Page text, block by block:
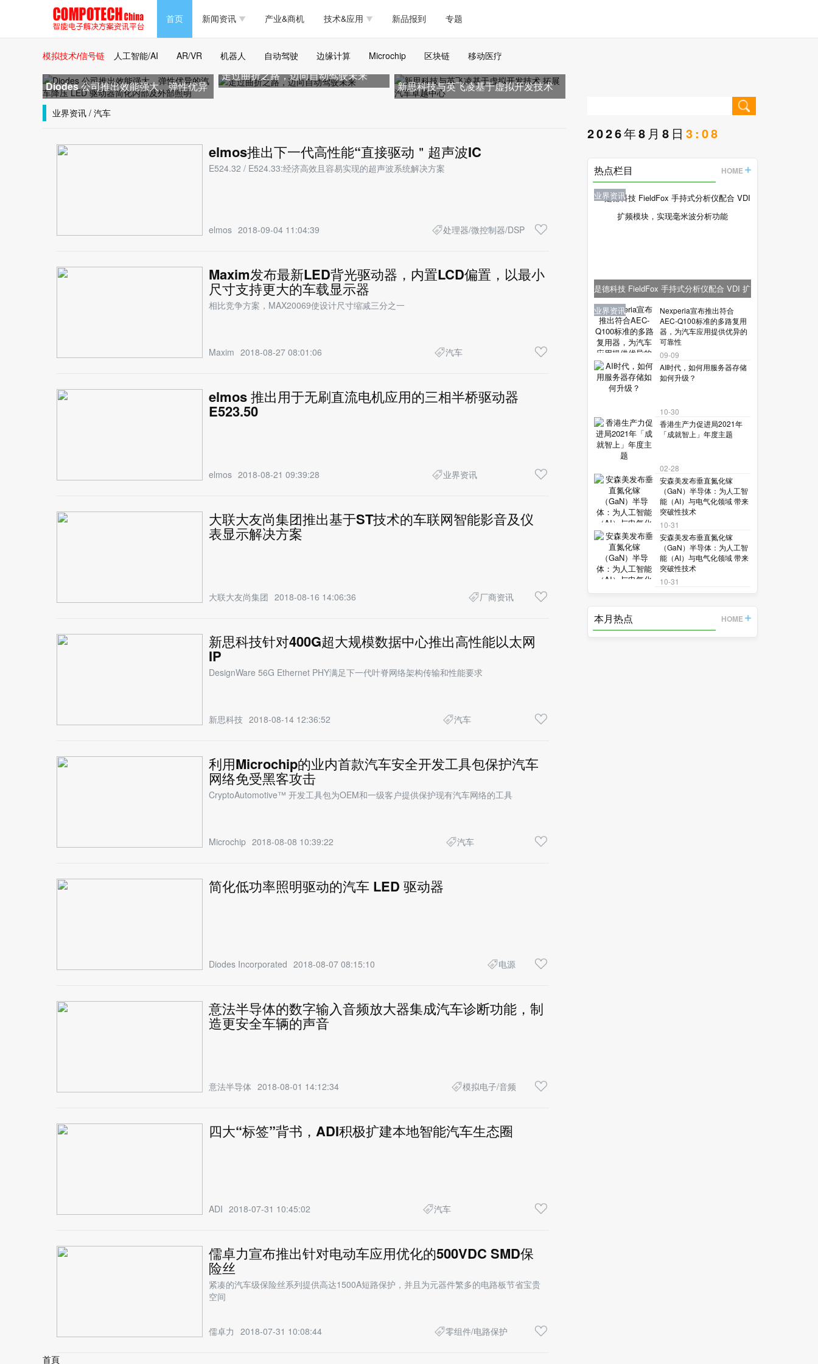
首页 新闻资讯
半导体/零组件 测试量测 通信/网络
PC/周边 软件/工具 医疗电子
大数据/云 边缘计算 存储
产业&商机 技术&应用
模拟技术/时钟 5G/射频/微波 工艺/制造/材料
存储 无线连接 LED
AR/VR/图像/3D 电源技术/信号链
新品报到 专题
PC/周边 软件/工具 医疗电子
新能源 人工智能 安防监控
马达电机技术 模拟技术/信号链
存储 无线连接 LED
安全 汽车 可穿戴
AI/人工智能 传感器技术
模拟技术/信号链 人工智能/AI AR/VR 机器人 自动驾驶 边缘计算 Microchip 区块链 移动医疗
Diodes 公司推出效能强大、弹性优异
的汽车降压 LED 驱动器简化内
走过曲折之路，迈向自动驾驶未来
新思科技与英飞凌基于虚拟开发技术
业界资讯 / 汽车
elmos推出下一代高性能“直接驱动＂超声波IC
E524.32 / E524.33:经济高效且容易实现的超声波系统解决方案
elmos 2018-09-04 11:04:39 处理器/微控制器/DSP
Maxim发布最新LED背光驱动器，内置LCD偏置，以最小
尺寸支持更大的车载显示器
相比竞争方案，MAX20069使设计尺寸缩减三分之一
Maxim 2018-08-27 08:01:06 汽车
elmos 推出用于无刷直流电机应用的三相半桥驱动器
E523.50
elmos 2018-08-21 09:39:28 业界资讯
大联大友尚集团推出基于ST技术的车联网智能影音及仪
表显示解决方案
大联大友尚集团 2018-08-16 14:06:36 厂商资讯
新思科技针对400G超大规模数据中心推出高性能以太网
IP
DesignWare 56G Ethernet PHY满足下一代叶脊网络架构传输和性能要求
新思科技 2018-08-14 12:36:52 汽车
利用Microchip的业内首款汽车安全开发工具包保护汽车
网络免受黑客攻击
CryptoAutomotive™ 开发工具包为OEM和一级客户提供保护现有汽车网络的工具
Microchip 2018-08-08 10:39:22 汽车
简化低功率照明驱动的汽车 LED 驱动器
Diodes Incorporated 2018-08-07 08:15:10 电源
意法半导体的数字输入音频放大器集成汽车诊断功能，制
造更安全车辆的声音
意法半导体 2018-08-01 14:12:34 模拟电子/音频
四大“标签”背书，ADI积极扩建本地智能汽车生态圈
ADI 2018-07-31 10:45:02 汽车
儒卓力宣布推出针对电动车应用优化的500VDC SMD保
险丝
紧凑的汽车级保险丝系列提供高达1500A短路保护，并且为元器件繁多的电路板节省宝贵
空间
儒卓力 2018-07-31 10:08:44 零组件/电路保护
首頁
2026年8月8日 3:08
热点栏目 HOME
业界资讯
是德科技 FieldFox 手持式分析仪配合 VDI 扩
频模块，实现毫米波分析功能
新品报到
Nexperia宣布推出符合
AEC-Q100标准的多路复用
器，为汽车应用提供优异的
可靠性
09-09
业界资讯
AI时代，如何用服务器存储
如何升级？
10-30
业界资讯
香港生产力促进局2021年
「成就智上」年度主题
02-28
业界资讯
安森美发布垂直氮化镓
（GaN）半导体：为人工智
能（AI）与电气化领域 带来
突破性技术
10-31
业界资讯
安森美发布垂直氮化镓
（GaN）半导体：为人工智
能（AI）与电气化领域 带来
突破性技术
10-31
本月热点 HOME